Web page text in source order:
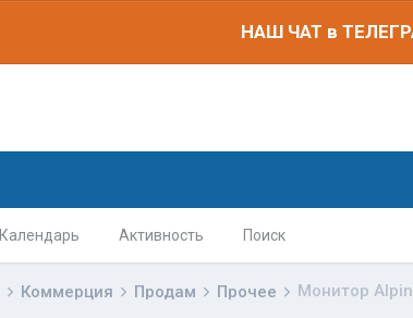
НАШ ЧАТ в
Календарь Активность Поиск
Коммерция Продам Прочее Монитор